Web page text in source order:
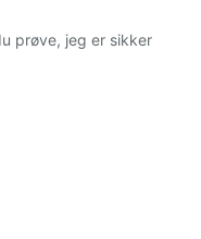
prøve, jeg er sikker